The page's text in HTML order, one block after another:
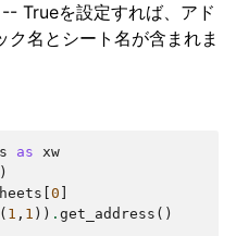
Trueを設定すれば、アド
ク名とシート名が含まれま
as xw
0
1 , 1 )) . get_address ()